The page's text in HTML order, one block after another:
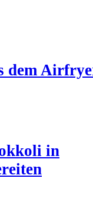
dem
in